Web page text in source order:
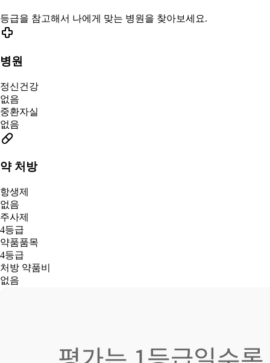
등급을 참고해서 나에게 맞는 병원을 찾아보세요.
병원
정신건강
없음
중환자실
없음
약 처방
항생제
없음
주사제
4등급
약품품목
4등급
처방 약품비
없음